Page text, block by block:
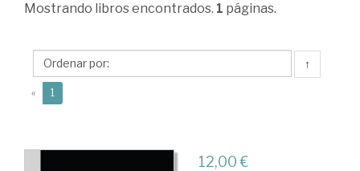
Ross,
Mostrando libros encontrados. 1 páginas.
↑
« 1
12,00 €